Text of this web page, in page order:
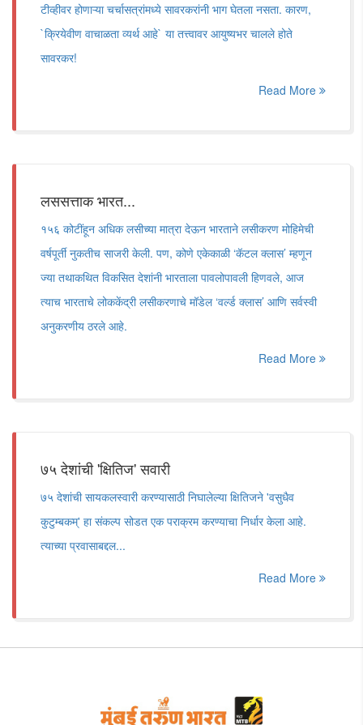
टीव्हीवर होणाऱ्या चर्चासत्रांमध्ये सावरकरांनी भाग घेतला नसता. कारण,
`क्रियेवीण वाचाळता व्यर्थ आहे` या तत्त्वावर आयुष्यभर चालले होते
सावरकर!
Read More
लससत्ताक भारत...
१५६ कोटींहून अधिक लसीच्या मात्रा देऊन भारताने लसीकरण मोहिमेची
वर्षपूर्ती नुकतीच साजरी केली. पण, कोणे एकेकाळी ‘कॅटल क्लास’ म्हणून
ज्या तथाकथित विकसित देशांनी भारताला पावलोपावली हिणवले, आज
त्याच भारताचे लोककेंद्री लसीकरणाचे मॉडेल ‘वर्ल्ड क्लास’ आणि सर्वस्वी
अनुकरणीय ठरले आहे.
Read More
७५ देशांची 'क्षितिज' सवारी
७५ देशांची सायकलस्वारी करण्यासाठी निघालेल्या क्षितिजने 'वसुधैव
कुटुम्बकम्' हा संकल्प सोडत एक पराक्रम करण्याचा निर्धार केला आहे.
त्याच्या प्रवासाबद्दल...
Read More